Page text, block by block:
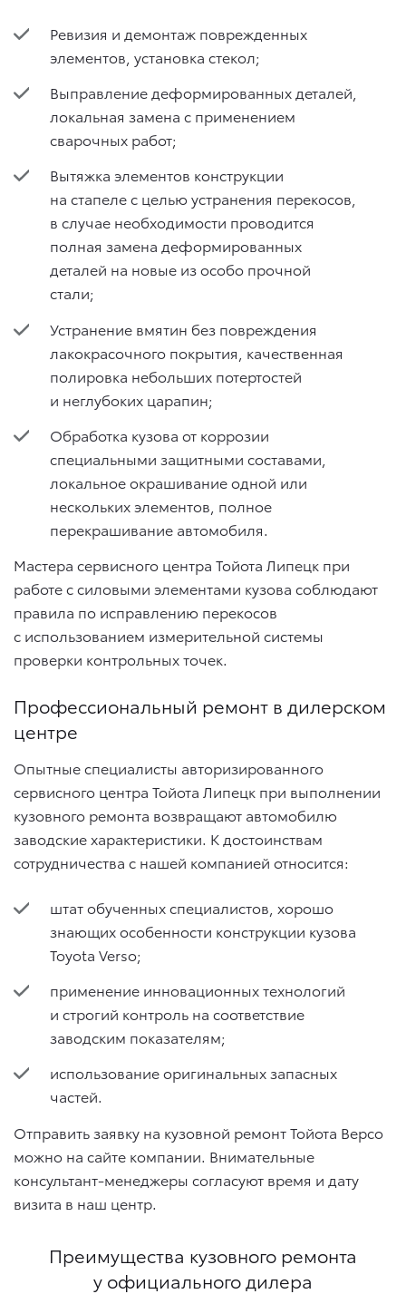
Ревизия и демонтаж поврежденных
элементов, установка стекол;
Выправление деформированных деталей,
локальная замена с применением
сварочных работ;
Вытяжка элементов конструкции
на стапеле с целью устранения перекосов,
в случае необходимости проводится
полная замена деформированных
деталей на новые из особо прочной
стали;
Устранение вмятин без повреждения
лакокрасочного покрытия, качественная
полировка небольших потертостей
и неглубоких царапин;
Обработка кузова от коррозии
специальными защитными составами,
локальное окрашивание одной или
нескольких элементов, полное
перекрашивание автомобиля.
Мастера сервисного центра Тойота Липецк при
работе с силовыми элементами кузова соблюдают
правила по исправлению перекосов
с использованием измерительной системы
проверки контрольных точек.
Профессиональный ремонт в дилерском
центре
Опытные специалисты авторизированного
сервисного центра Тойота Липецк при выполнении
кузовного ремонта возвращают автомобилю
заводские характеристики. К достоинствам
сотрудничества с нашей компанией относится:
штат обученных специалистов, хорошо
знающих особенности конструкции кузова
Toyota Verso;
применение инновационных технологий
и строгий контроль на соответствие
заводским показателям;
использование оригинальных запасных
частей.
Отправить заявку на кузовной ремонт Тойота Версо
можно на сайте компании. Внимательные
консультант-менеджеры согласуют время и дату
визита в наш центр.
Преимущества кузовного ремонта
у официального дилера